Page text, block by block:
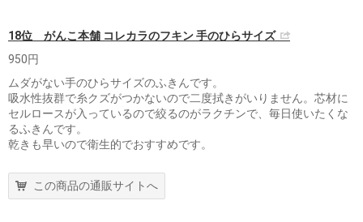
18位 がんこ本舗 コレカラのフキン 手のひらサイズ
950円
ムダがない手のひらサイズのふきんです。
吸水性抜群で糸クズがつかないので二度拭きがいりません。芯材に
セルロースが入っているので絞るのがラクチンで、毎日使いたくな
るふきんです。
乾きも早いので衛生的でおすすめです。
この商品の通販サイトへ